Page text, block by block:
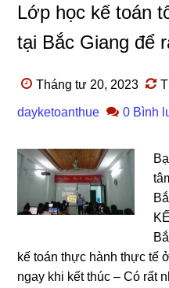
Lớp học kế toán
tại Bắc Giang để
Tháng tư 20, 2023
dayketoanthue 0 Bình
kế toán thực hành thực tế
ngay khi kết thúc – Có rất